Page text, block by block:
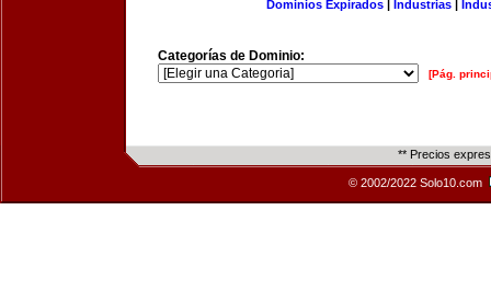
Dominios Expirados Industrias
Categorías de Dominio:
[Pág.
** Precios
© 2002/2022 Solo10.com